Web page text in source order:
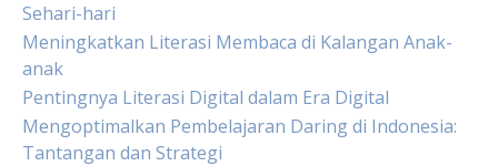
Sehari-hari
Meningkatkan Literasi Membaca di Kalangan Anak-
anak
Pentingnya Literasi Digital dalam Era Digital
Mengoptimalkan Pembelajaran Daring di Indonesia:
Tantangan dan Strategi